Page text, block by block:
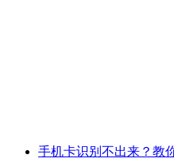
手机卡识别不出来？教